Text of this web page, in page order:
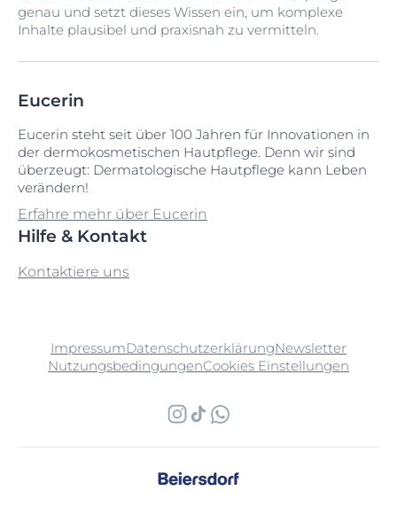
genau und setzt dieses Wissen ein, um komplexe
Inhalte plausibel und praxisnah zu vermitteln.
Eucerin
Eucerin steht seit über 100 Jahren für Innovationen in
der dermokosmetischen Hautpflege. Denn wir sind
überzeugt: Dermatologische Hautpflege kann Leben
verändern!
Erfahre mehr über Eucerin
Hilfe & Kontakt
Kontaktiere uns
ImpressumDatenschutzerklärungNewsletter
NutzungsbedingungenCookies Einstellungen